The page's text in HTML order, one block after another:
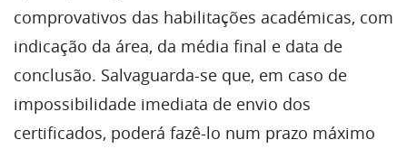
comprovativos das habilitações académicas, com
indicação da área, da média final e data de
conclusão. Salvaguarda-se que, em caso de
impossibilidade imediata de envio dos
certificados, poderá fazê-lo num prazo máximo